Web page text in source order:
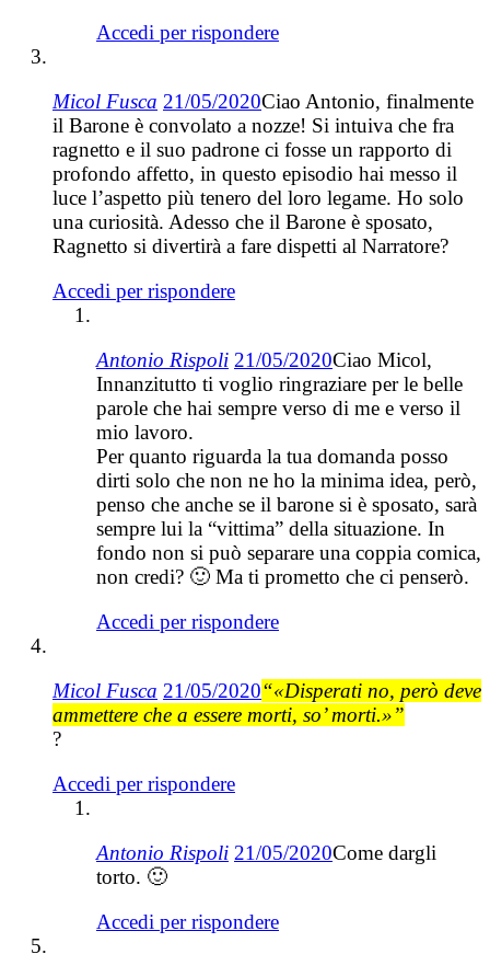
Accedi per rispondere
Micol Fusca 21/05/2020Ciao Antonio, finalmente
il Barone è convolato a nozze! Si intuiva che fra
ragnetto e il suo padrone ci fosse un rapporto di
profondo affetto, in questo episodio hai messo il
luce l’aspetto più tenero del loro legame. Ho solo
una curiosità. Adesso che il Barone è sposato,
Ragnetto si divertirà a fare dispetti al Narratore?
Accedi per rispondere
Antonio Rispoli 21/05/2020Ciao Micol,
Innanzitutto ti voglio ringraziare per le belle
parole che hai sempre verso di me e verso il
mio lavoro.
Per quanto riguarda la tua domanda posso
dirti solo che non ne ho la minima idea, però,
penso che anche se il barone si è sposato, sarà
sempre lui la “vittima” della situazione. In
fondo non si può separare una coppia comica,
non credi? 🙂 Ma ti prometto che ci penserò.
Accedi per rispondere
Micol Fusca 21/05/2020“«Disperati no, però deve
ammettere che a essere morti, so’ morti.»”
?
Accedi per rispondere
Antonio Rispoli 21/05/2020Come dargli
torto. 🙂
Accedi per rispondere